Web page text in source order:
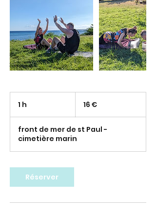
1 h 16 €
front de mer de st Paul -
cimetière marin
Réserver